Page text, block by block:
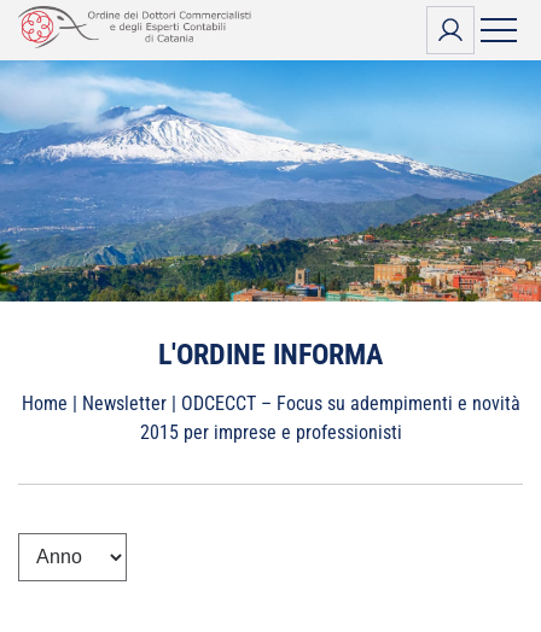
Vai
contenuto
L'ORDINE INFORMA
Home | Newsletter| ODCECCT – Focus su adempimenti e novità
2015 per imprese e professionisti